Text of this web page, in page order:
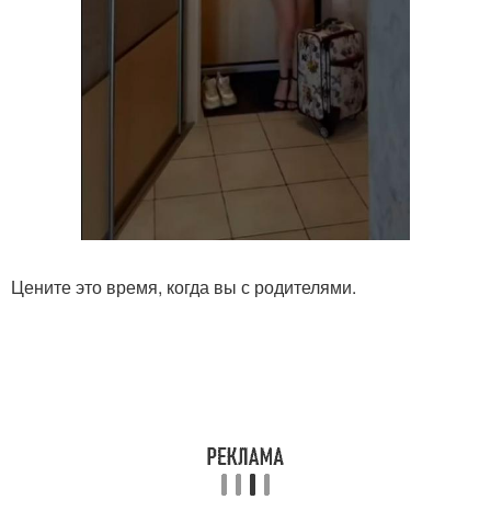
Цените это время, когда вы с родителями.